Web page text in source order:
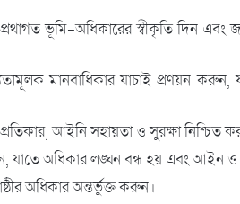
ভূমি-অধিকারের স্বীকৃতি দিন
মানবাধিকার যাচাই প্রণয়ন
আইনি সহায়তা ও সুরক্ষা নিশ্চিত
যাতে অধিকার লঙ্ঘন বন্ধ হয় এবং আইন ও
অধিকার অন্তর্ভুক্ত করুন।